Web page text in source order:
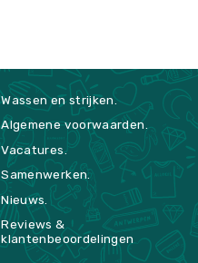
Wassen en strijken.
Algemene voorwaarden.
Vacatures.
Samenwerken.
Nieuws.
Reviews &
klantenbeoordelingen